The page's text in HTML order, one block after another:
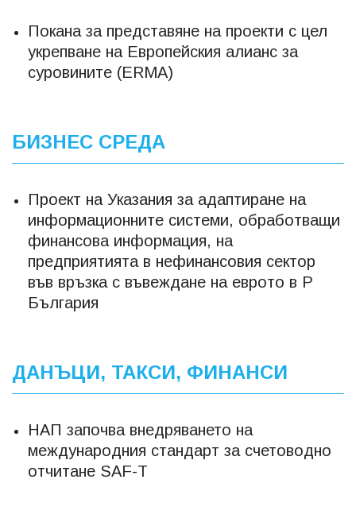
Покана за представяне на проекти с цел
укрепване на Европейския алианс за
суровините (ERMA)
БИЗНЕС СРЕДА
Проект на Указания за адаптиране на
информационните системи, обработващи
финансова информация, на
предприятията в нефинансовия сектор
във връзка с въвеждане на еврото в Р
България
ДАНЪЦИ, ТАКСИ, ФИНАНСИ
НАП започва внедряването на
международния стандарт за счетоводно
отчитане SAF-T